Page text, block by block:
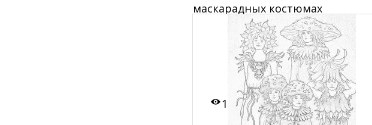
маскарадных костюмах
1